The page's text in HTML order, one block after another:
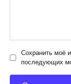
Сохранить моё
последующих